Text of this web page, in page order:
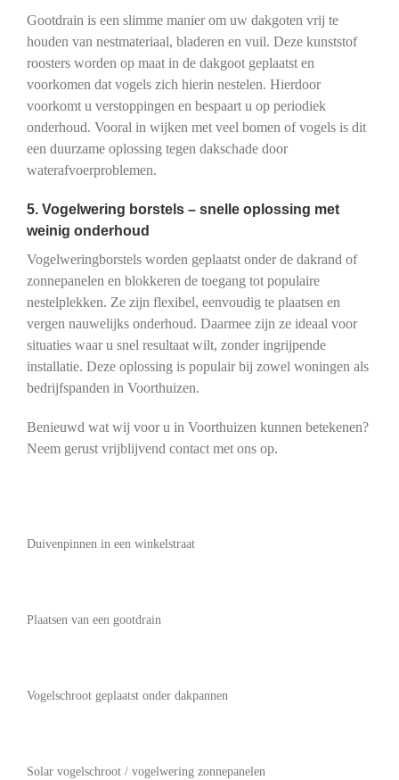
Gootdrain is een slimme manier om uw dakgoten vrij te
houden van nestmateriaal, bladeren en vuil. Deze kunststof
roosters worden op maat in de dakgoot geplaatst en
voorkomen dat vogels zich hierin nestelen. Hierdoor
voorkomt u verstoppingen en bespaart u op periodiek
onderhoud. Vooral in wijken met veel bomen of vogels is dit
een duurzame oplossing tegen dakschade door
waterafvoerproblemen.
5. Vogelwering borstels – snelle oplossing met
weinig onderhoud
Vogelweringborstels worden geplaatst onder de dakrand of
zonnepanelen en blokkeren de toegang tot populaire
nestelplekken. Ze zijn flexibel, eenvoudig te plaatsen en
vergen nauwelijks onderhoud. Daarmee zijn ze ideaal voor
situaties waar u snel resultaat wilt, zonder ingrijpende
installatie. Deze oplossing is populair bij zowel woningen als
bedrijfspanden in Voorthuizen.
Benieuwd wat wij voor u in Voorthuizen kunnen betekenen?
Neem gerust vrijblijvend contact met ons op.
Duivenpinnen in een winkelstraat
Plaatsen van een gootdrain
Vogelschroot geplaatst onder dakpannen
Solar vogelschroot / vogelwering zonnepanelen